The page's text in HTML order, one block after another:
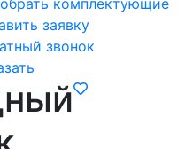
комплектующие
заявку
звонок